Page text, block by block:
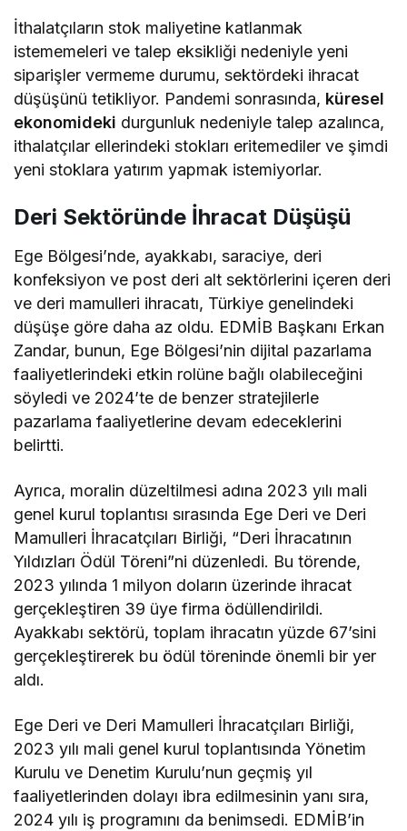
İthalatçıların stok maliyetine katlanmak
istememeleri ve talep eksikliği nedeniyle yeni
siparişler vermeme durumu, sektördeki ihracat
düşüşünü tetikliyor. Pandemi sonrasında, küresel
ekonomideki durgunluk nedeniyle talep azalınca,
ithalatçılar ellerindeki stokları eritemediler ve şimdi
yeni stoklara yatırım yapmak istemiyorlar.
Deri Sektöründe İhracat Düşüşü
Ege Bölgesi’nde, ayakkabı, saraciye, deri
konfeksiyon ve post deri alt sektörlerini içeren deri
ve deri mamulleri ihracatı, Türkiye genelindeki
düşüşe göre daha az oldu. EDMİB Başkanı Erkan
Zandar, bunun, Ege Bölgesi’nin dijital pazarlama
faaliyetlerindeki etkin rolüne bağlı olabileceğini
söyledi ve 2024’te de benzer stratejilerle
pazarlama faaliyetlerine devam edeceklerini
belirtti.
Ayrıca, moralin düzeltilmesi adına 2023 yılı mali
genel kurul toplantısı sırasında Ege Deri ve Deri
Mamulleri İhracatçıları Birliği, “Deri İhracatının
Yıldızları Ödül Töreni”ni düzenledi. Bu törende,
2023 yılında 1 milyon doların üzerinde ihracat
gerçekleştiren 39 üye firma ödüllendirildi.
Ayakkabı sektörü, toplam ihracatın yüzde 67’sini
gerçekleştirerek bu ödül töreninde önemli bir yer
aldı.
Ege Deri ve Deri Mamulleri İhracatçıları Birliği,
2023 yılı mali genel kurul toplantısında Yönetim
Kurulu ve Denetim Kurulu’nun geçmiş yıl
faaliyetlerinden dolayı ibra edilmesinin yanı sıra,
2024 yılı iş programını da benimsedi. EDMİB’in